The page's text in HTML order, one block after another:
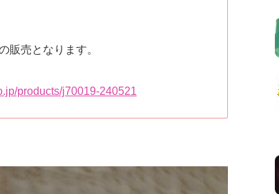
売となります。
products/j70019-240521